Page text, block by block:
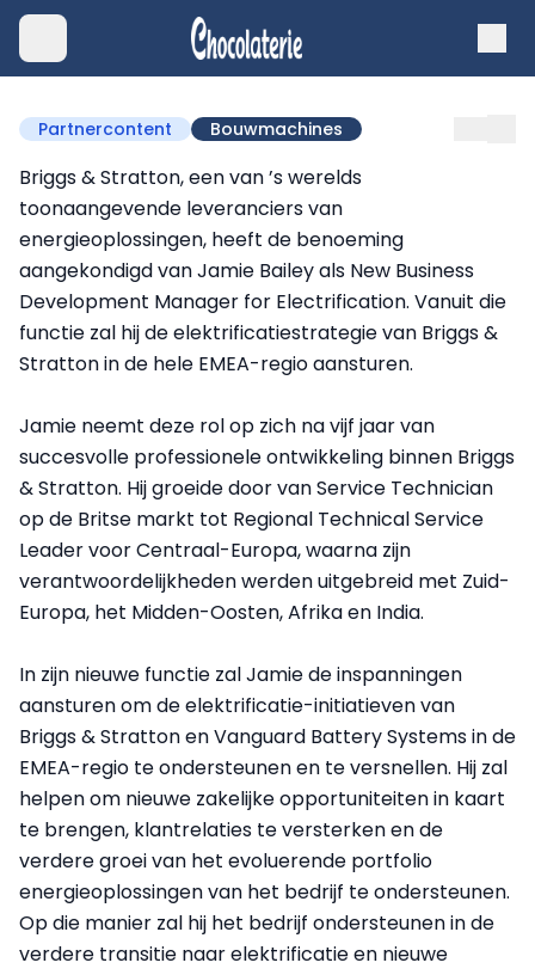
Partnercontent Bouwmachines
Briggs & Stratton, een van ’s werelds
toonaangevende leveranciers van
energieoplossingen, heeft de benoeming
aangekondigd van Jamie Bailey als New Business
Development Manager for Electrification. Vanuit die
functie zal hij de elektrificatiestrategie van Briggs &
Stratton in de hele EMEA-regio aansturen.
Jamie neemt deze rol op zich na vijf jaar van
succesvolle professionele ontwikkeling binnen Briggs
& Stratton. Hij groeide door van Service Technician
op de Britse markt tot Regional Technical Service
Leader voor Centraal-Europa, waarna zijn
verantwoordelijkheden werden uitgebreid met Zuid-
Europa, het Midden-Oosten, Afrika en India.
In zijn nieuwe functie zal Jamie de inspanningen
aansturen om de elektrificatie-initiatieven van
Briggs & Stratton en Vanguard Battery Systems in de
EMEA-regio te ondersteunen en te versnellen. Hij zal
helpen om nieuwe zakelijke opportuniteiten in kaart
te brengen, klantrelaties te versterken en de
verdere groei van het evoluerende portfolio
energieoplossingen van het bedrijf te ondersteunen.
Op die manier zal hij het bedrijf ondersteunen in de
verdere transitie naar elektrificatie en nieuwe